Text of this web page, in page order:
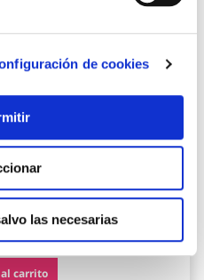
de cookies
las necesarias
3.5 cb ø 2.0 mm 250 gr
€
carrito